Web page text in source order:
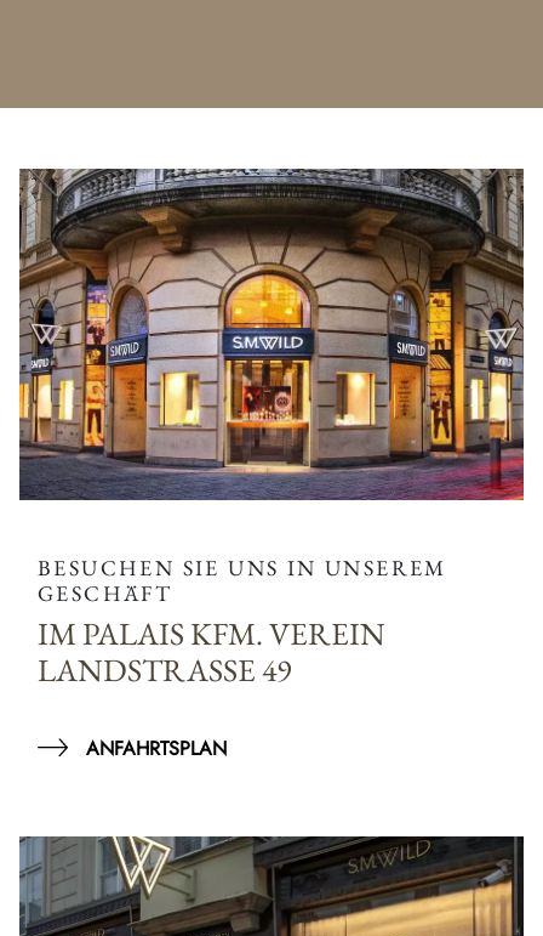
BESUCHEN SIE UNS IN UNSEREM
GESCHÄFT
IM PALAIS KFM. VEREIN
LANDSTRASSE 49
ANFAHRTSPLAN